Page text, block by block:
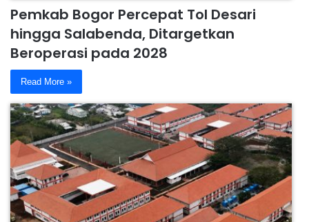
Pemkab Bogor Percepat Tol Desari
hingga Salabenda, Ditargetkan
Beroperasi pada 2028
Read More »